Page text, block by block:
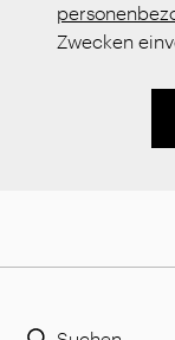
Zwecken